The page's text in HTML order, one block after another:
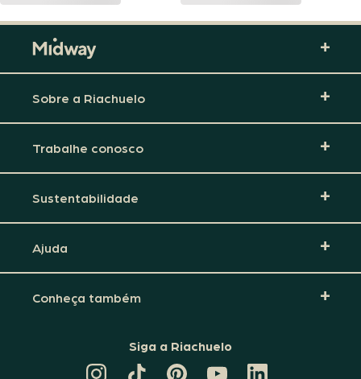
Sobre a Riachuelo
Trabalhe conosco
Sustentabilidade
Ajuda
Conheça também
Siga a Riachuelo
CANAL